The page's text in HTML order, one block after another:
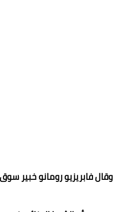
وقال فابريزيو رومانو خبير